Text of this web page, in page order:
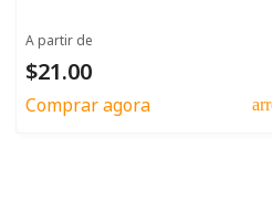
A partir de
$21.00
Comprar agora